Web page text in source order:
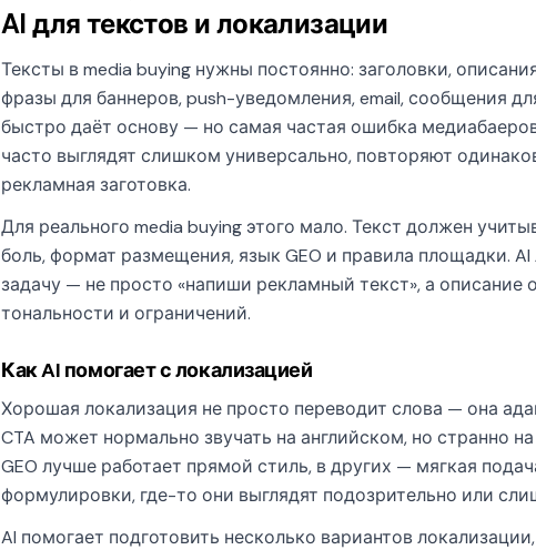
AI для текстов и локализации
Тексты в media buying нужны постоянно: заголовки,
фразы для баннеров, push-уведомления, email, сообщения
быстро даёт основу — но самая частая ошибка
часто выглядят слишком универсально, повторяют
рекламная заготовка.
Для реального media buying этого мало. Текст должен
боль, формат размещения, язык GEO и правила площадки.
задачу — не просто «напиши рекламный текст», а описание
тональности и ограничений.
Как AI помогает с локализацией
Хорошая локализация не просто переводит слова — она
CTA может нормально звучать на английском, но странно
GEO лучше работает прямой стиль, в других — мягкая
формулировки, где-то они выглядят подозрительно или
AI помогает подготовить несколько вариантов